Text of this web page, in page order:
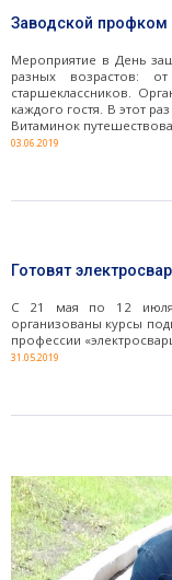
Заводской профком
Мероприятие в День
разных возрастов:
старшеклассников.
каждого гостя. В этот
Витаминок
03.06.2019
Готовят
С 21 мая по 12 июля
организованы курсы
профессии
31.05.2019